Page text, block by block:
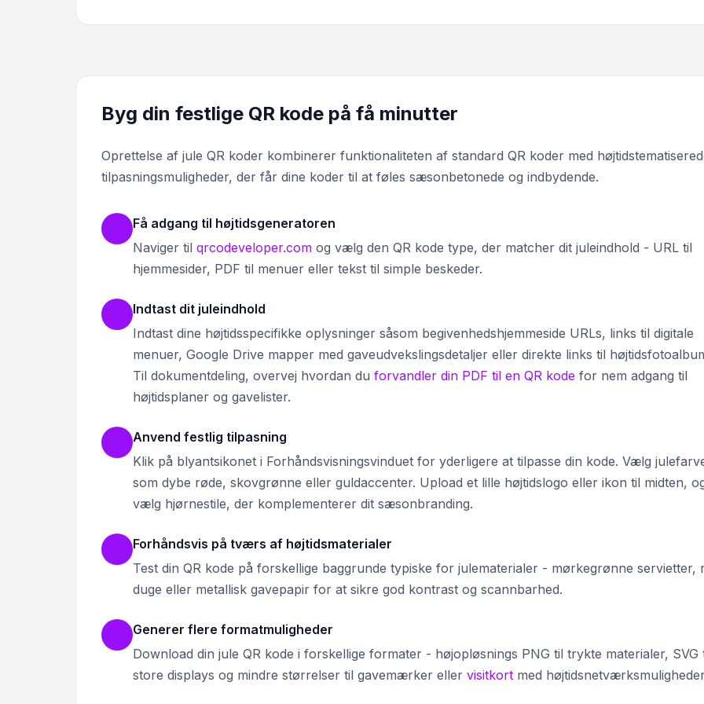
Byg din festlige QR kode på få minutter
Oprettelse af jule QR koder kombinerer funktionaliteten af standard QR koder med
tilpasningsmuligheder, der får dine koder til at føles sæsonbetonede og indbydende.
Få adgang til højtidsgeneratoren
Naviger til qrcodeveloper.com og vælg den QR kode type, der matcher dit juleindhold - URL til
hjemmesider, PDF til menuer eller tekst til simple beskeder.
Indtast dit juleindhold
Indtast dine højtidsspecifikke oplysninger såsom begivenhedshjemmeside URLs, links til digitale
menuer, Google Drive mapper med gaveudvekslingsdetaljer eller direkte links til
Til dokumentdeling, overvej hvordan du forvandler din PDF til en QR kode for nem adgang til
højtidsplaner og gavelister.
Anvend festlig tilpasning
Klik på blyantsikonet i Forhåndsvisningsvinduet for yderligere at tilpasse din kode. Vælg
som dybe røde, skovgrønne eller guldaccenter. Upload et lille højtidslogo eller ikon til midten,
vælg hjørnestile, der komplementerer dit sæsonbranding.
Forhåndsvis på tværs af højtidsmaterialer
Test din QR kode på forskellige baggrunde typiske for julematerialer - mørkegrønne servietter,
duge eller metallisk gavepapir for at sikre god kontrast og scannbarhed.
Generer flere formatmuligheder
Download din jule QR kode i forskellige formater - højopløsnings PNG til trykte materialer, SVG
store displays og mindre størrelser til gavemærker eller visitkort med